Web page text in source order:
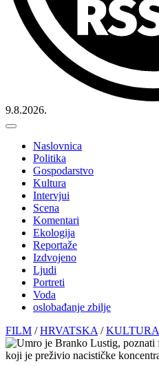
9.8.2026.
Naslovnica
Politika
Gospodarstvo
Kultura
Intervjui
Scena
Komentari
Ekologija
Reportaže
Izdvojeno
Ljudi
Portreti
Voda
oslobađanje zbilje
FILM /HRVATSKA /KULTURA